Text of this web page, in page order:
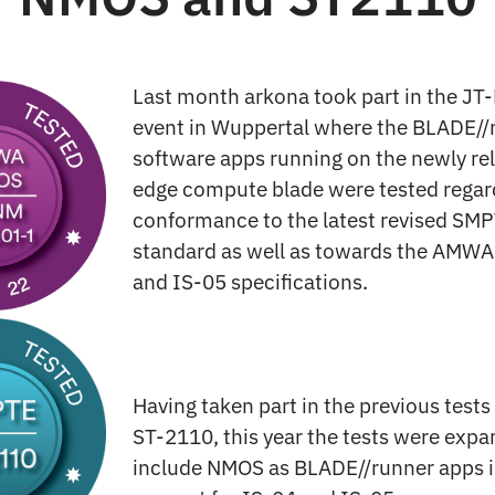
Last month arkona took part in the
event in Wuppertal where the
software apps running on the newly
edge compute blade were tested
conformance to the latest revised
standard as well as towards the
and IS-05 specifications.
Having taken part in the previous
ST-2110, this year the tests were
include NMOS as BLADE//runner apps